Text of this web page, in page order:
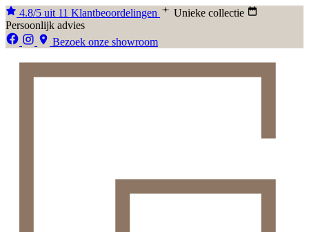
4.8/5 uit 11 Klantbeoordelingen
Unieke collectie
Persoonlijk advies
Bezoek onze showroom